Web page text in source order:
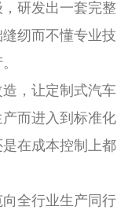
研发出一套完整
纫而不懂专业技
，让定制式汽车
而进入到标准化
在成本控制上都
全行业生产同行